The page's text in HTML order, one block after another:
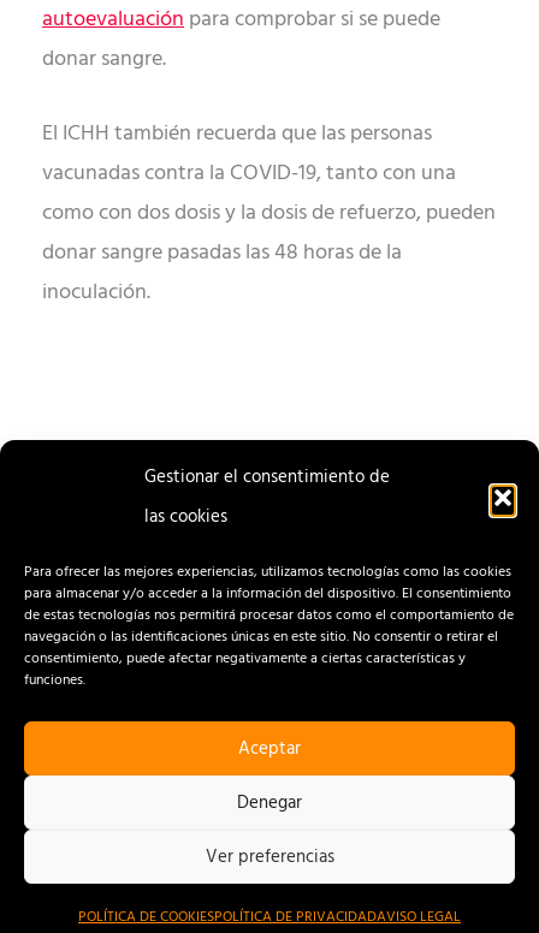
Gestionar el consentimiento de
las cookies
Para ofrecer las mejores experiencias, utilizamos tecnologías como las cookies
para almacenar y/o acceder a la información del dispositivo. El consentimiento
de estas tecnologías nos permitirá procesar datos como el comportamiento de
navegación o las identificaciones únicas en este sitio. No consentir o retirar el
consentimiento, puede afectar negativamente a ciertas características y
funciones.
Aceptar
Denegar
Ver preferencias
POLÍTICA DE COOKIESPOLÍTICA DE PRIVACIDADAVISO LEGAL
autoevaluaciónpara comprobar si se puede
donar sangre.
El ICHH también recuerda que las personas
vacunadas contra la COVID-19, tanto con una
como con dos dosis y la dosis de refuerzo, pueden
donar sangre pasadas las 48 horas de la
inoculación.
ENTRADA
CONTACTO
AVISO LEGAL
POLÍTICA DE COOKIES